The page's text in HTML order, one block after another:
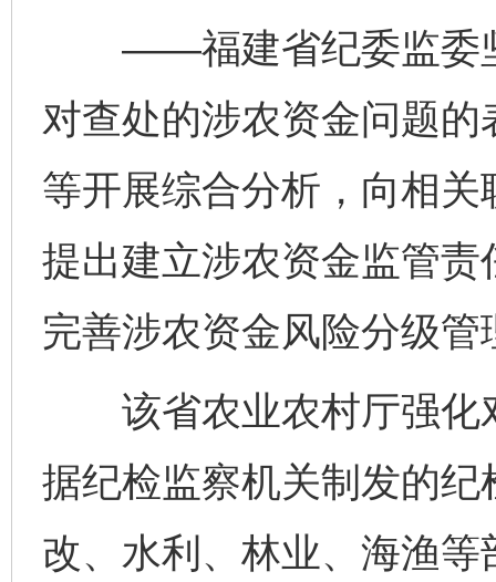
——福建省纪委监委坚
对查处的涉农资金问题
等开展综合分析，向相
提出建立涉农资金监管
完善涉农资金风险分级
该省农业农村厅强化
据纪检监察机关制发的
改、水利、林业、海渔